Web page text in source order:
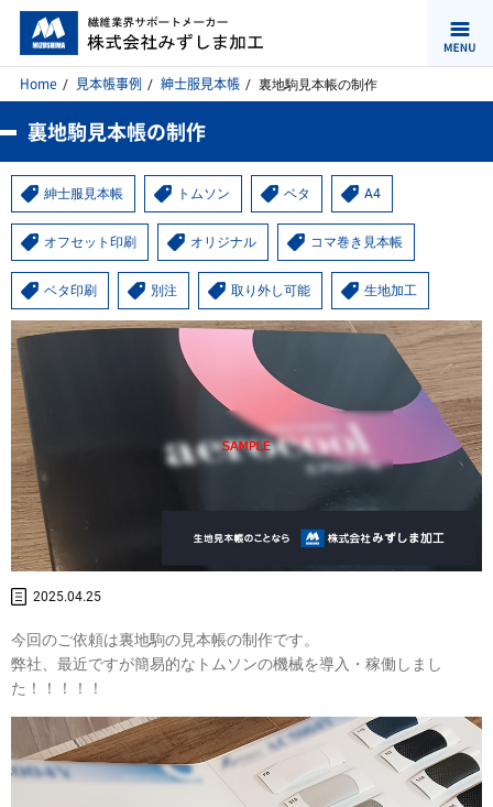
Home 見本帳事例 紳士服見本帳 裏地駒見本帳の制作
裏地駒見本帳の制作
紳士服見本帳 トムソン ベタ A4
オフセット印刷 オリジナル コマ巻き見本帳
ベタ印刷 別注 取り外し可能 生地加工
2025.04.25
今回のご依頼は裏地駒の見本帳の制作です。
弊社、最近ですが簡易的なトムソンの機械を導入・稼働しまし
た！！！！！